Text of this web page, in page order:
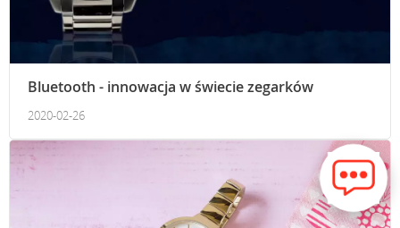
Bluetooth - innowacja w świecie zegarków
2020-02-26